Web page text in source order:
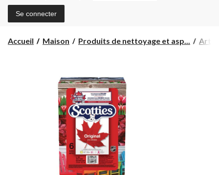
Se connecter
Accueil Maison Produits de nettoyage et asp...